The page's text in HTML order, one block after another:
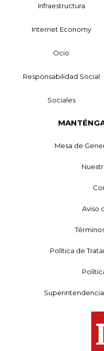
Infraestructura
Internet Economy
Ocio
Responsabilidad Social
Sociales
Mesa de
Aviso
Política de